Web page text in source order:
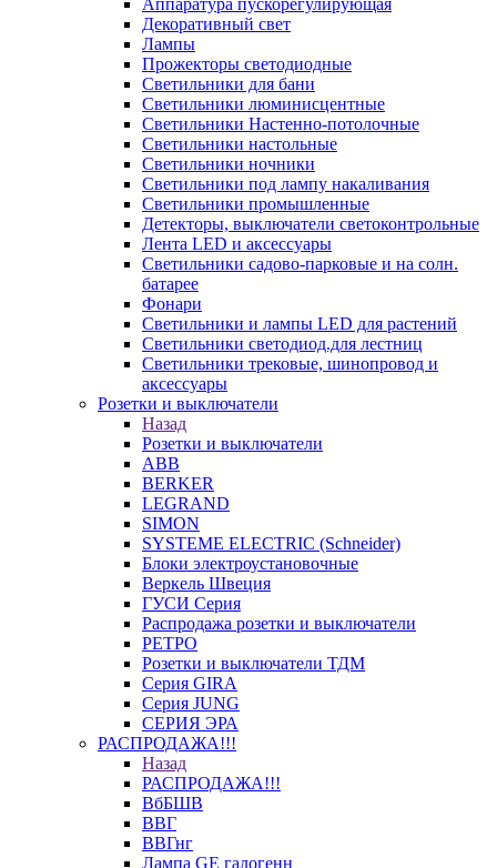
Аппаратура пускорегулирующая
Декоративный свет
Лампы
Прожекторы светодиодные
Светильники для бани
Светильники люминисцентные
Светильники Настенно-потолочные
Светильники настольные
Светильники ночники
Светильники под лампу накаливания
Светильники промышленные
Детекторы, выключатели светоконтрольные
Лента LED и аксессуары
Светильники садово-парковые и на солн.
батарее
Фонари
Светильники и лампы LED для растений
Светильники светодиод.для лестниц
Светильники трековые, шинопровод и
аксессуары
Розетки и выключатели
Назад
Розетки и выключатели
ABB
BERKER
LEGRAND
SIMON
SYSTEME ELECTRIC (Schneider)
Блоки электроустановочные
Веркель Швеция
ГУСИ Серия
Распродажа розетки и выключатели
РЕТРО
Розетки и выключатели ТДМ
Серия GIRA
Серия JUNG
СЕРИЯ ЭРА
РАСПРОДАЖА!!!
Назад
РАСПРОДАЖА!!!
ВбБШВ
ВВГ
ВВГнг
Лампа GE галогенн